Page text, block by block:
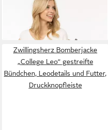
ZWILLINGSHERZ
„Leo Classic AOP“ Kapuze,
Leomuster, verdeckter
Reißverschluss mit
Knopfblende, Taschen
104,99 €
Zwillingsherz Bomberjacke
„College Leo“ gestreifte
Bündchen, Leodetails und Futter,
Druckknopfleiste